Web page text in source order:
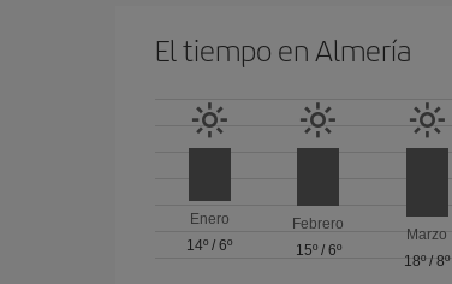
El tiempo en Almería
Enero
14º /6º
Febrero
15º/ 6º
Marzo
18º/8º